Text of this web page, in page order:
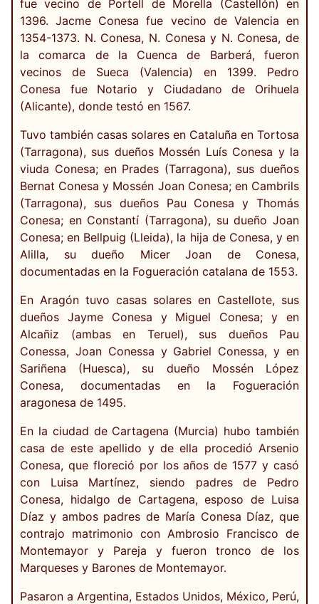
fue vecino de Portell de Morella (Castellón) en
1396. Jacme Conesa fue vecino de Valencia en
1354-1373. N. Conesa, N. Conesa y N. Conesa, de
la comarca de la Cuenca de Barberá, fueron
vecinos de Sueca (Valencia) en 1399. Pedro
Conesa fue Notario y Ciudadano de Orihuela
(Alicante), donde testó en 1567.
Tuvo también casas solares en Cataluña en Tortosa
(Tarragona), sus dueños Mossén Luís Conesa y la
viuda Conesa; en Prades (Tarragona), sus dueños
Bernat Conesa y Mossén Joan Conesa; en Cambrils
(Tarragona), sus dueños Pau Conesa y Thomás
Conesa; en Constantí (Tarragona), su dueño Joan
Conesa; en Bellpuig (Lleida), la hija de Conesa, y en
Alilla, su dueño Micer Joan de Conesa,
documentadas en la Fogueración catalana de 1553.
En Aragón tuvo casas solares en Castellote, sus
dueños Jayme Conesa y Miguel Conesa; y en
Alcañiz (ambas en Teruel), sus dueños Pau
Conessa, Joan Conessa y Gabriel Conessa, y en
Sariñena (Huesca), su dueño Mossén López
Conesa, documentadas en la Fogueración
aragonesa de 1495.
En la ciudad de Cartagena (Murcia) hubo también
casa de este apellido y de ella procedió Arsenio
Conesa, que floreció por los años de 1577 y casó
con Luisa Martínez, siendo padres de Pedro
Conesa, hidalgo de Cartagena, esposo de Luisa
Díaz y ambos padres de María Conesa Díaz, que
contrajo matrimonio con Ambrosio Francisco de
Montemayor y Pareja y fueron tronco de los
Marqueses y Barones de Montemayor.
Pasaron a Argentina, Estados Unidos, México, Perú,